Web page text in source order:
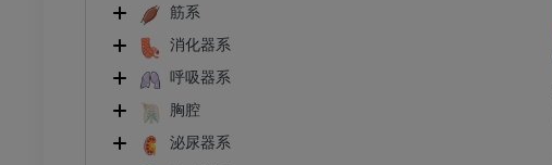
筋系
消化器系
呼吸器系
胸腔
泌尿器系